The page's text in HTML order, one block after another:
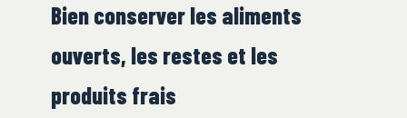
Bien conserver les aliments
ouverts, les restes et les
produits frais